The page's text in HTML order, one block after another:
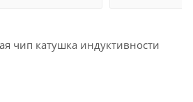
чип катушка индуктивности